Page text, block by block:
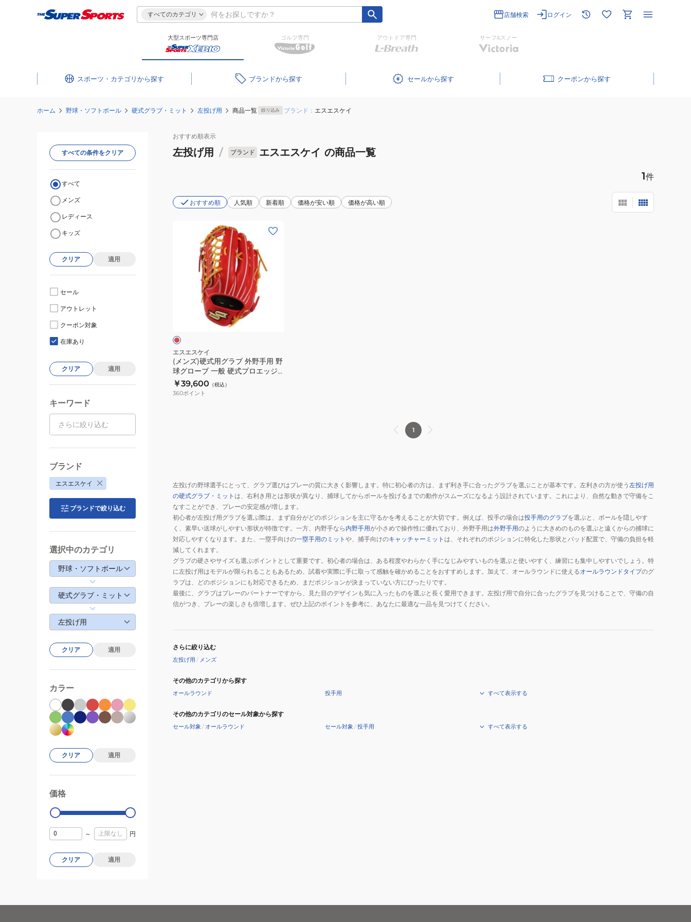
すべてのカテゴリ 店舗検索 ログイン
大型スポーツ専門店 ゴルフ専門 アウトドア専門 サーフ&スノー
スポーツ・カテゴリ ブランド セール クーポン
ホーム 野球・ソフトボール 硬式グラブ・ミット 左投げ用 商品一覧 絞り込み ブランド： エスエスケイ
おすすめ順表示
左投げ用 / ブランド エスエスケイ の商品一覧
1件
おすすめ順 人気順 新着順 価格が安い順 価格が高い順
外
野
手
用
野
硬
式
プ
ロ
エ
ッ
ジ
シ
リ
ー
ズ
投
げ
PKB874-
3247
エスエスケイ
(メンズ)硬式用グラブ 外野手用 野
球グローブ 一般 硬式プロエッジ
シリーズ B 左投げ用 PKB874-
3247
￥39,600 （税込）
360ポイント
1
左投げの野球選手にとって、グラブ選びはプレーの質に大きく影響します。特に初心者の方は、まず利き手に合ったグラブを選ぶことが基本です。左利きの方が使う 左投げ用
の硬式グラブ・ミット は、右利き用とは形状が異なり、捕球してからボールを投げるまでの動作がスムーズになるよう設計されています。これにより、自然な動きで守備をこ
なすことができ、プレーの安定感が増します。
初心者が左投げ用グラブを選ぶ際は、まず自分がどのポジションを主に守るかを考えることが大切です。例えば、投手の場合は投手用のグラブを選ぶと、ボールを隠しやす
く、素早い送球がしやすい形状が特徴です。一方、内野手なら 内野手用が小さめで操作性に優れており、外野手用は外野手用のように大きめのものを選ぶと遠くからの捕球に
対応しやすくなります。また、一塁手向けの一塁手用のミット や、捕手向けのキャッチャーミット は、それぞれのポジションに特化した形状とパッド配置で、守備の負担を軽
減してくれます。
グラブの硬さやサイズも選ぶポイントとして重要です。初心者の場合は、ある程度やわらかく手になじみやすいものを選ぶと使いやすく、練習にも集中しやすいでしょう。特
に左投げ用はモデルが限られることもあるため、試着や実際に手に取って感触を確かめることをおすすめします。加えて、オールラウンドに使えるオールラウンドタイプのグ
ラブは、どのポジションにも対応できるため、まだポジションが決まっていない方にぴったりです。
最後に、グラブはプレーのパートナーですから、見た目のデザインも気に入ったものを選ぶと長く愛用できます。左投げ用で自分に合ったグラブを見つけることで、守備の自
信がつき、プレーの楽しさも倍増します。ぜひ上記のポイントを参考に、あなたに最適な一品を見つけてください。
さらに絞り込む
左投げ用 / メンズ
その他のカテゴリから探す
オールラウンド 投手用 すべて表示する
その他のカテゴリのセール対象から探す
セール対象 / オールラウンド セール対象 /投手用 すべて表示する
すべての条件をクリア
すべて
メンズ
レディース
キッズ
クリア 適用
セール
アウトレット
クーポン対象
在庫あり
クリア 適用
キーワード
ブランド
エスエスケイ
ブランドで絞り込む
選択中のカテゴリ
野球・ソフトボール
硬式グラブ・ミット
左投げ用
クリア 適用
カラー
クリア 適用
価格
0
～ 円
クリア 適用